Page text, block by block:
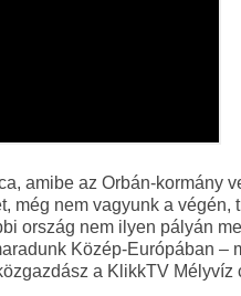
amibe az Orbán-kormány
még nem vagyunk a végén,
ország nem ilyen pályán
Közép-Európában –
a KlikkTV Mélyvíz